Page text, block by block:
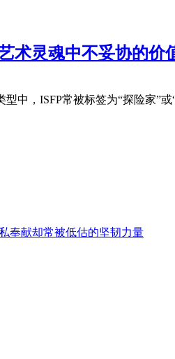
术灵魂中不妥协的价
中，ISFP常被标签为“探险家”
奉献却常被低估的坚韧力量